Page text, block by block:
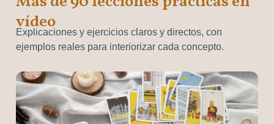
vídeo
Explicaciones y ejercicios claros y directos, con
ejemplos reales para interiorizar cada concepto.